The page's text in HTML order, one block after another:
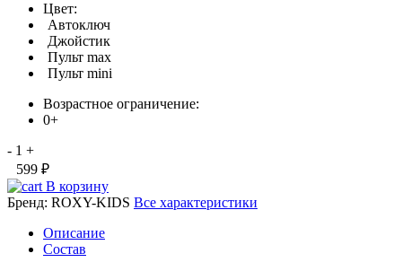
Цвет:
Автоключ
Джойстик
Пульт max
Пульт mini
Возрастное ограничение:
0+
- 1 +
599 ₽
В корзину
Бренд: ROXY-KIDS Все характеристики
Описание
Состав